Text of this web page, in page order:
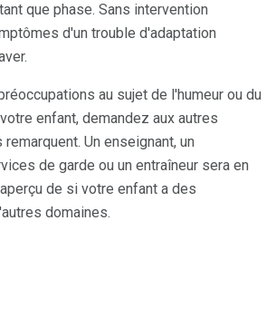
que phase. Sans intervention
d'un trouble d'adaptation
au sujet de l'humeur ou du
enfant, demandez aux autres
Un enseignant, un
de garde ou un entraîneur sera en
de si votre enfant a des
domaines.